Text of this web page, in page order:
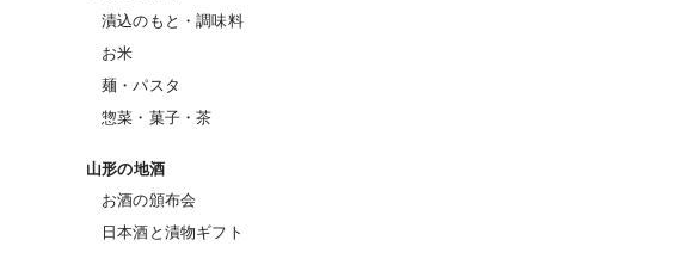
漬込のもと・調味料
お米
麺・パスタ
惣菜・菓子・茶
山形の地酒
お酒の頒布会
日本酒と漬物ギフト